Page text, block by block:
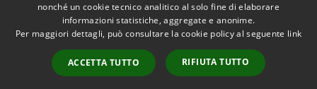
RSS
Accessibilità
Copyright © 2026 • Comune di
Altamura • Powered by
Municipium•
Accesso
redazione
nonché un cookie tecnico analitico al solo fine di elaborare
informazioni statistiche, aggregate e anonime.
Per maggiori dettagli, può consultare la cookie policy al seguente link
ACCETTA TUTTO RIFIUTA TUTTO